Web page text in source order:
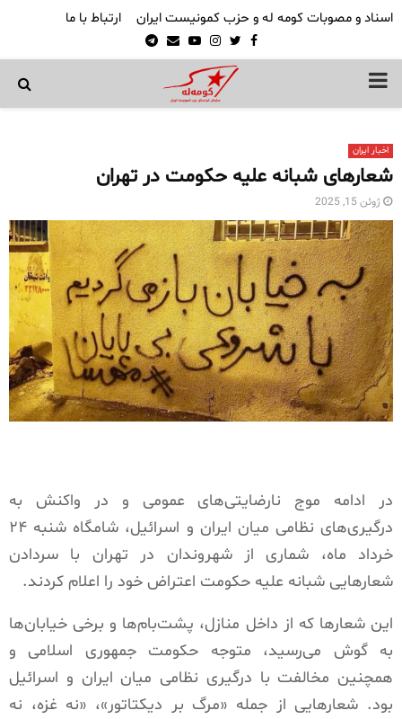
اسناد و مصوبات کومه له و حزب کمونیست ایران ارتباط با ما
Facebook
Twitter
Instagram
Youtube
Email
Telegram
PRIMARY
اخبار ایران
شعارهای شبانه علیه حکومت در تهران
ژوئن 15, 2025
در ادامه موج نارضایتی‌های عمومی و در واکنش به
درگیری‌های نظامی میان ایران و اسرائیل، شامگاه شنبه ۲۴
خرداد ماه، شماری از شهروندان در تهران با سردادن
شعارهایی شبانه علیه حکومت اعتراض خود را اعلام کردند.
این شعارها که از داخل منازل، پشت‌بام‌ها و برخی خیابان‌ها
به گوش می‌رسید، متوجه حکومت جمهوری اسلامی و
همچنین مخالفت با درگیری نظامی میان ایران و اسرائیل
بود. شعارهایی از جمله «مرگ بر دیکتاتور»، «نه غزه، نه